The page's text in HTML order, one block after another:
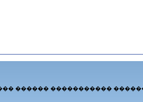
������ �����������